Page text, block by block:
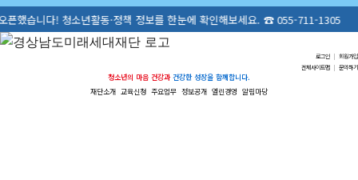
청소년활동·정책 정보를 한눈에 확인해보세요. ☎ 055-711-1305
로그인 | 회원가입
전체사이트맵 | 문의하기
청소년의 마음 건강과 건강한 성장을 함께합니다.
재단소개 교육신청 주요업무 정보공개 열린경영 알림마당